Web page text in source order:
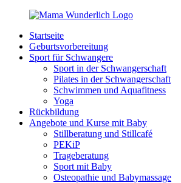
Zurück
Inhalt
MamaWunderlich.de
Mutti
sein
wunderbar!
Startseite
Geburtsvorbereitung
Sport für Schwangere
Sport in der Schwangerschaft
Pilates in der Schwangerschaft
Schwimmen und Aquafitness
Yoga
Rückbildung
Angebote und Kurse mit Baby
Stillberatung und Stillcafé
PEKiP
Trageberatung
Sport mit Baby
Osteopathie und Babymassage